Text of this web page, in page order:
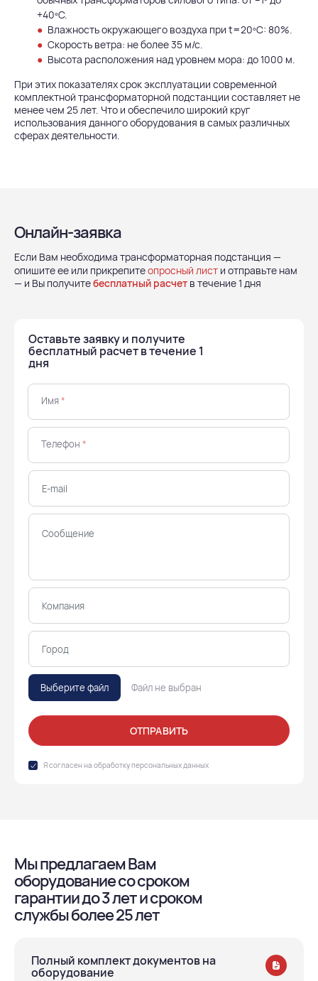
+40ºС.
Влажность окружающего воздуха при t=20ºC: 80%.
Скорость ветра: не более 35 м/с.
Высота расположения над уровнем мора: до 1000 м.
При этих показателях срок эксплуатации современной
комплектной трансформаторной подстанции составляет не
менее чем 25 лет. Что и обеспечило широкий круг
использования данного оборудования в самых различных
сферах деятельности.
Онлайн-заявка
Если Вам необходима трансформаторная подстанция —
опишите ее или прикрепитеопросный лист и отправьте нам
— и Вы получитебесплатный расчет в течение 1 дня
Оставьте заявку и получите
бесплатный расчет в течение 1
дня
Имя*
Телефон *
Выберите файл Файл не выбран
ОТПРАВИТЬ
Я согласен на обработкуперсональных данных
Мы предлагаем Вам
оборудование со сроком
гарантии до 3 лет и сроком
службы более 25 лет
Полный комплект документов на
оборудование